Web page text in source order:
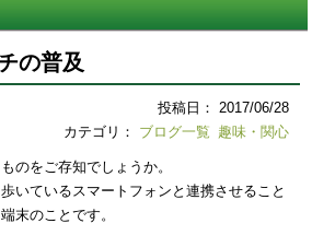
の普及
投稿日： 2017/06/28
カテゴリ： ブログ一覧 趣味・関心
のをご存知でしょうか。
いているスマートフォンと連携させること
末のことです。